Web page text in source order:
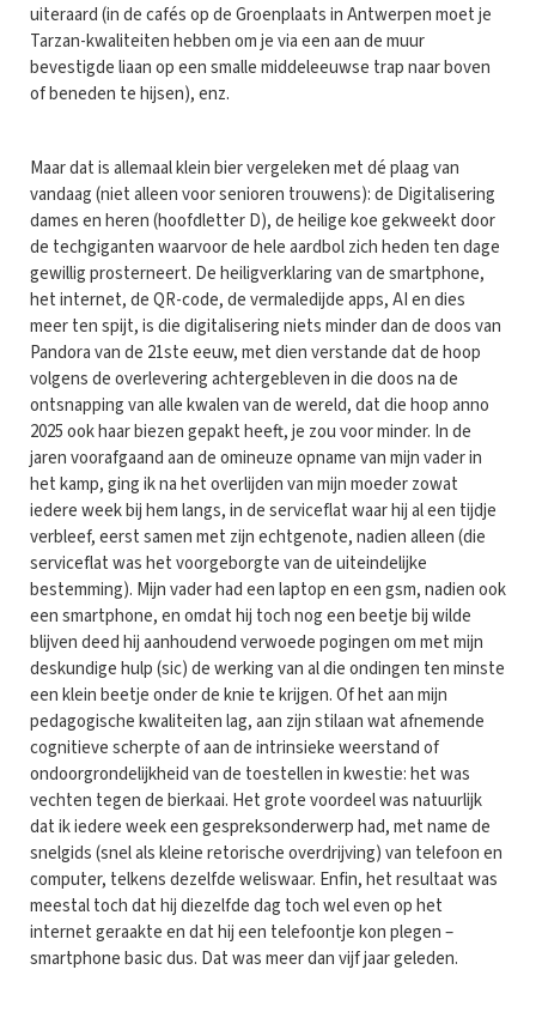
uiteraard (in de cafés op de Groenplaats in Antwerpen moet je
Tarzan-kwaliteiten hebben om je via een aan de muur
bevestigde liaan op een smalle middeleeuwse trap naar boven
of beneden te hijsen), enz.
Maar dat is allemaal klein bier vergeleken met dé plaag van
vandaag (niet alleen voor senioren trouwens): de Digitalisering
dames en heren (hoofdletter D), de heilige koe gekweekt door
de techgiganten waarvoor de hele aardbol zich heden ten dage
gewillig prosterneert. De heiligverklaring van de smartphone,
het internet, de QR-code, de vermaledijde apps, AI en dies
meer ten spijt, is die digitalisering niets minder dan de doos van
Pandora van de 21ste eeuw, met dien verstande dat de hoop
volgens de overlevering achtergebleven in die doos na de
ontsnapping van alle kwalen van de wereld, dat die hoop anno
2025 ook haar biezen gepakt heeft, je zou voor minder. In de
jaren voorafgaand aan de omineuze opname van mijn vader in
het kamp, ging ik na het overlijden van mijn moeder zowat
iedere week bij hem langs, in de serviceflat waar hij al een tijdje
verbleef, eerst samen met zijn echtgenote, nadien alleen (die
serviceflat was het voorgeborgte van de uiteindelijke
bestemming). Mijn vader had een laptop en een gsm, nadien ook
een smartphone, en omdat hij toch nog een beetje bij wilde
blijven deed hij aanhoudend verwoede pogingen om met mijn
deskundige hulp (sic) de werking van al die ondingen ten minste
een klein beetje onder de knie te krijgen. Of het aan mijn
pedagogische kwaliteiten lag, aan zijn stilaan wat afnemende
cognitieve scherpte of aan de intrinsieke weerstand of
ondoorgrondelijkheid van de toestellen in kwestie: het was
vechten tegen de bierkaai. Het grote voordeel was natuurlijk
dat ik iedere week een gespreksonderwerp had, met name de
snelgids (snel als kleine retorische overdrijving) van telefoon en
computer, telkens dezelfde weliswaar. Enfin, het resultaat was
meestal toch dat hij diezelfde dag toch wel even op het
internet geraakte en dat hij een telefoontje kon plegen –
smartphone basic dus. Dat was meer dan vijf jaar geleden.